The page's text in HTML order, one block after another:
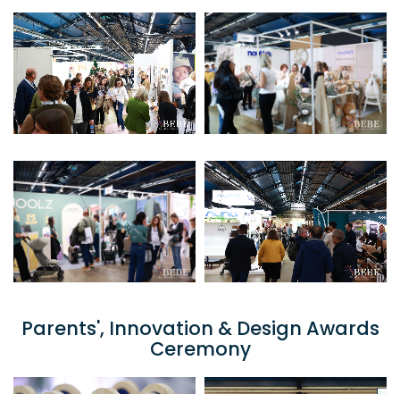
Parents', Innovation & Design Awards
Ceremony